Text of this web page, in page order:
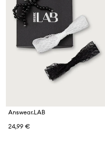
Answear.LAB
24,99 €